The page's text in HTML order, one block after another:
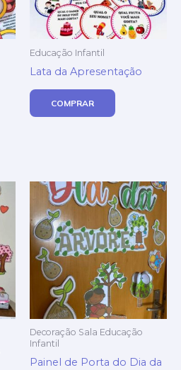
Educação Infantil
Lata da Apresentação
COMPRAR
Decoração Sala Educação
Infantil
Painel de Porta do Dia da